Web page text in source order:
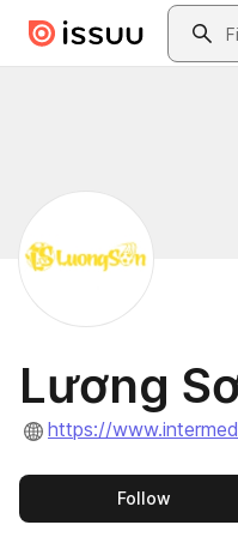
Skip to main contentSearch
Lương
https://
Followthis